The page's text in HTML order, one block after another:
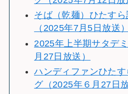
そば（乾麺）ひたす
（2025年7月5日放送）
2025年上半期サタデ
月27日放送）
ハンディファンひた
グ（2025年６月27日放